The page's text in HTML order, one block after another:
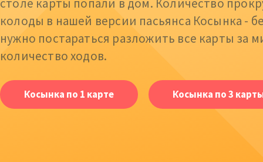
столе карты попали в дом. Количество
колоды в нашей версии пасьянса Косынка -
нужно постараться разложить все карты за
количество ходов.
Косынка по 1 карте Косынка по 3